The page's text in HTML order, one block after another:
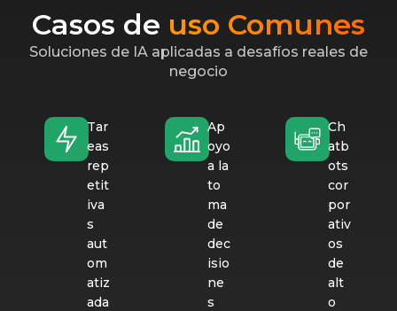
Casos de uso Comunes
Soluciones de IA aplicadas a desafíos reales de
negocio
Tar
eas
rep
etit
iva
s
aut
om
atiz
ada
Ap
oyo
a la
to
ma
de
dec
isio
ne
s
Ch
atb
ots
cor
por
ativ
os
de
alt
o